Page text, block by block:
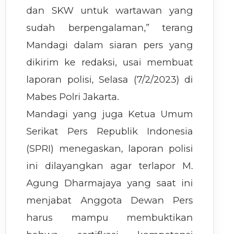
dan SKW untuk wartawan yang
sudah berpengalaman,” terang
Mandagi dalam siaran pers yang
dikirim ke redaksi, usai membuat
laporan polisi, Selasa (7/2/2023) di
Mabes Polri Jakarta.
Mandagi yang juga Ketua Umum
Serikat Pers Republik Indonesia
(SPRI) menegaskan, laporan polisi
ini dilayangkan agar terlapor M.
Agung Dharmajaya yang saat ini
menjabat Anggota Dewan Pers
harus mampu membuktikan